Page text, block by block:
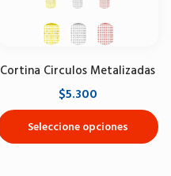
Cortina Circulos Metalizadas
$5.300
Seleccione opciones